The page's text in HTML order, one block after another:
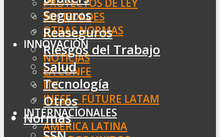
SOCIEDADES
OTRAS NORMAS
INNOVACIÓN
NOTICIAS
LA CONFE
ITC
INESE – FÜTURE LATAM
INTERNACIONALES
AMÉRICA LATINA
Seguros
Reaseguros
Riesgos del Trabajo
Salud
Tecnología
Otros
Normas